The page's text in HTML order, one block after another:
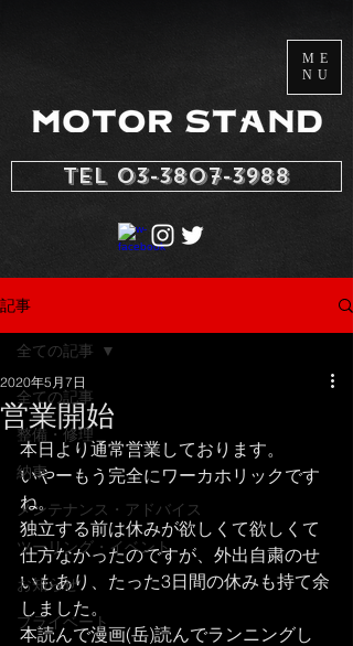
TEL 03-3807-3988
ME
NU
記事
全ての記事
整備・修理
納車
メンテナンス・アドバイス
ツーリング・イベント
お知らせ
プライベート
全ての記事
営業開始
2020年5月7日
本日より通常営業しております。
いやーもう完全にワーカホリックです
ね。
独立する前は休みが欲しくて欲しくて
仕方なかったのですが、外出自粛のせ
いもあり、たった3日間の休みも持て余
しました。
本読んで漫画(岳)読んでランニングし